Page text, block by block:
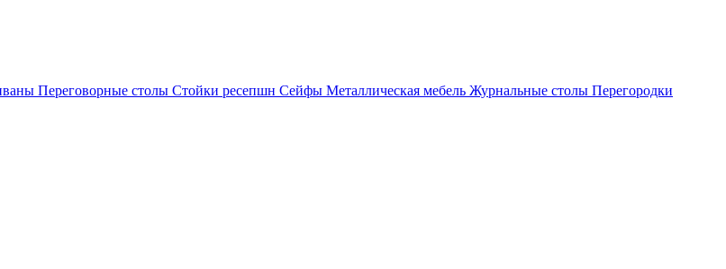
Переговорные столы Стойки ресепшн Сейфы Металлическая мебель Журнальные столы Перегородки